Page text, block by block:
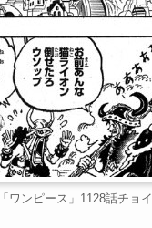
「ワンピース」1128話チョ